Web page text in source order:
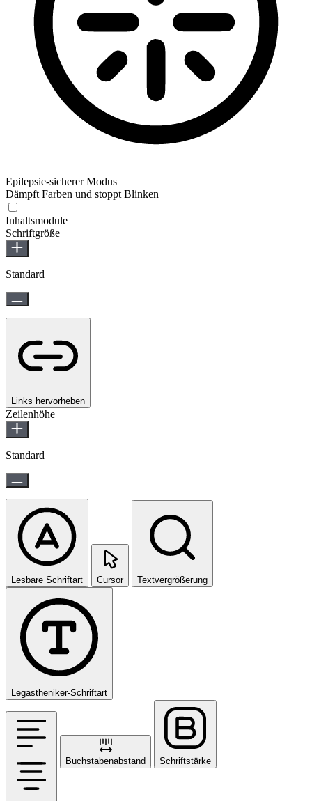
Epilepsie-sicherer Modus
Dämpft Farben und stoppt Blinken
Inhaltsmodule
Schriftgröße
Standard
Links hervorheben
Zeilenhöhe
Standard
Lesbare Schriftart Cursor Textvergrößerung
Legastheniker-Schriftart
Buchstabenabstand Schriftstärke